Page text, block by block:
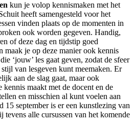
kun je volop kennismaken met het
heeft samengesteld voor het
vinden plaats op de momenten in
ook worden gegeven. Handig,
of deze dag en tijdstip goed
je op deze manier ook kennis
‘jouw’ les gaat geven, zodat de sfeer
van lesgeven kunt meemaken. Er
aan de slag gaat, maar ook
kennis maakt met de docent en de
en misschien al kunt voelen aan
15 september is er een kunstlezing van
tevens alle cursussen van het komende